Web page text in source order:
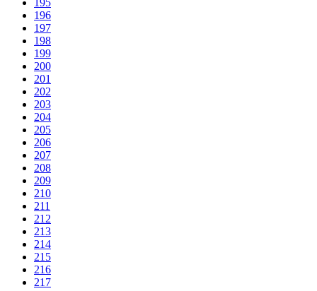
196
197
198
199
200
201
202
203
204
205
206
207
208
209
210
211
212
213
214
215
216
217